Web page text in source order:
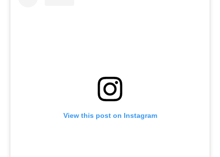
View this post on Instagram